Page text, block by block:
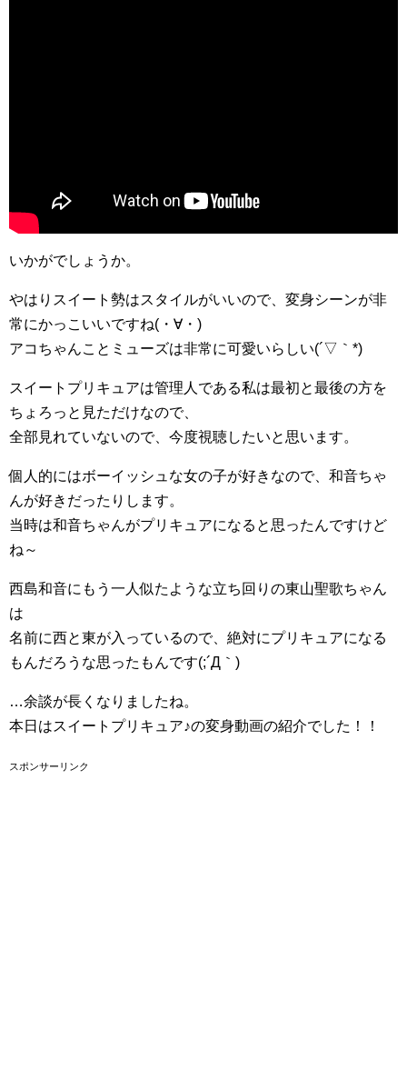
いかがでしょうか。
やはりスイート勢はスタイルがいいので、変身シーンが非
常にかっこいいですね(・∀・)
アコちゃんことミューズは非常に可愛いらしい(´▽｀*)
スイートプリキュアは管理人である私は最初と最後の方を
ちょろっと見ただけなので、
全部見れていないので、今度視聴したいと思います。
個人的にはボーイッシュな女の子が好きなので、和音ちゃ
んが好きだったりします。
当時は和音ちゃんがプリキュアになると思ったんですけど
ね～
西島和音にもう一人似たような立ち回りの東山聖歌ちゃん
は
名前に西と東が入っているので、絶対にプリキュアになる
もんだろうな思ったもんです(;´Д｀)
…余談が長くなりましたね。
本日はスイートプリキュア♪の変身動画の紹介でした！！
スポンサーリンク